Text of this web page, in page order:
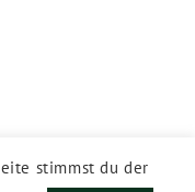
stimmst du der